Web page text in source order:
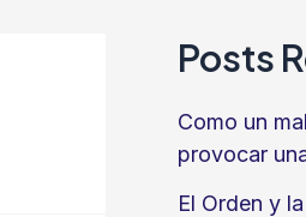
Posts
Como un
provocar
El Orden y